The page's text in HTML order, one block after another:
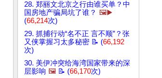
28. 郑丽文北京之行由谁买单？中
国房地产骗局坑了谁？ 🖼️▶️
(66,214次)
29. 抓捕行动“名不正 言不顺”？张
又侠掌握习太多秘密 📝 (66,192
次)
30. 美伊冲突给海湾国家带来的深
层影响 🖼️ 📝 (66,170次)